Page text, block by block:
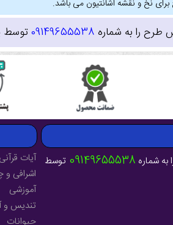
نخ و نقشه اشانتیون می باشد.
طرح را به شماره 09149655538توسط
شماره 09149655538 توسط
آیات
اشرافی و
آموزشی
تندیس و
حیوانات